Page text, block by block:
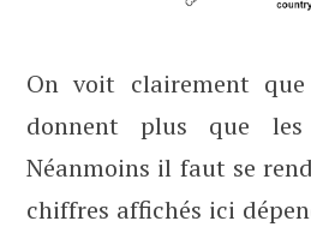
On voit clairement
donnent plus que
Néanmoins il faut se
chiffres affichés ici